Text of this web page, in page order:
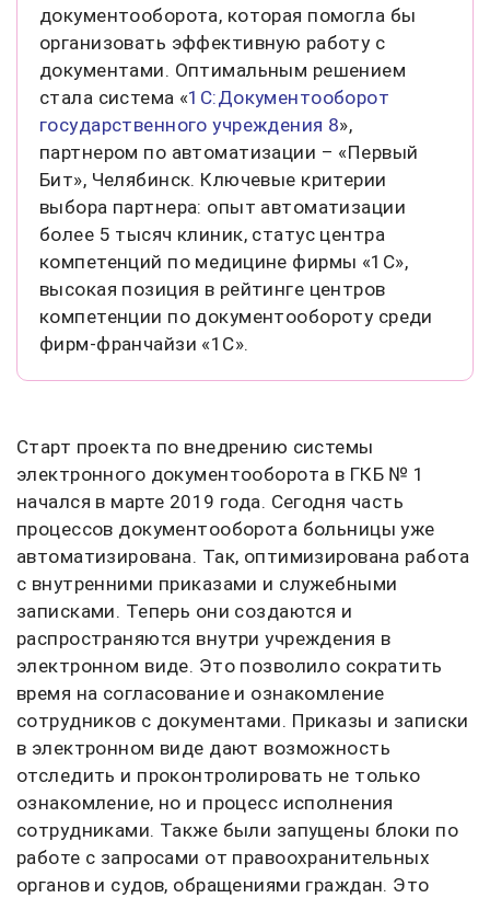
документооборота, которая помогла бы
организовать эффективную работу с
документами. Оптимальным решением
стала система «1С:Документооборот
государственного учреждения 8»,
партнером по автоматизации – «Первый
Бит», Челябинск. Ключевые критерии
выбора партнера: опыт автоматизации
более 5 тысяч клиник, статус центра
компетенций по медицине фирмы «1С»,
высокая позиция в рейтинге центров
компетенции по документообороту среди
фирм-франчайзи «1С».
Старт проекта по внедрению системы
электронного документооборота в ГКБ № 1
начался в марте 2019 года. Сегодня часть
процессов документооборота больницы уже
автоматизирована. Так, оптимизирована работа
с внутренними приказами и служебными
записками. Теперь они создаются и
распространяются внутри учреждения в
электронном виде. Это позволило сократить
время на согласование и ознакомление
сотрудников с документами. Приказы и записки
в электронном виде дают возможность
отследить и проконтролировать не только
ознакомление, но и процесс исполнения
сотрудниками. Также были запущены блоки по
работе с запросами от правоохранительных
органов и судов, обращениями граждан. Это